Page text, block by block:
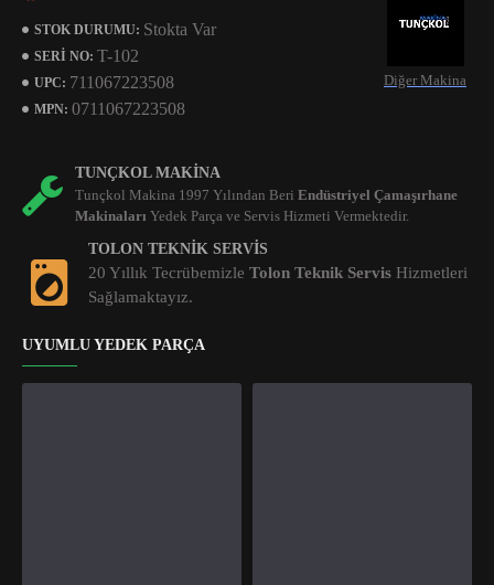
STOK DURUMU: Stokta Var
SERI NO: T-102
UPC: 711067223508
MPN: 0711067223508
Diğer Makina
TUNÇKOL MAKINA
Tunçkol Makina 1997 Yılından Beri Endüstriyel Çamaşırhane
Makinaları Yedek Parça ve Servis Hizmeti Vermektedir.
TOLON TEKNIK SERVIS
20 Yıllık Tecrübemizle Tolon Teknik Servis Hizmetleri
Sağlamaktayız.
UYUMLU YEDEK PARÇA